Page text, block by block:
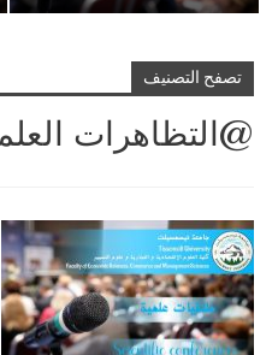
تصفح التصنيف
@التظاهرات